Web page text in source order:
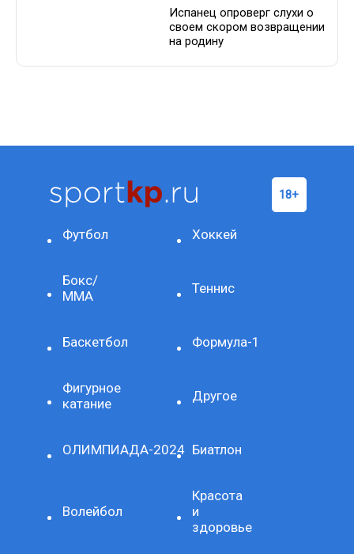
Испанец опроверг слухи о
своем скором возвращении
на родину
Футбол Хоккей
Бокс/
ММА
Теннис
Баскетбол Формула-1
Фигурное
катание
Другое
ОЛИМПИАДА-2024 Биатлон
Волейбол
Красота
и
здоровье